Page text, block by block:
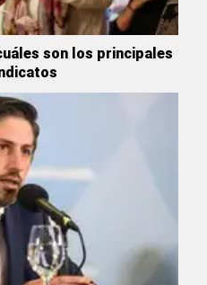
son los principales